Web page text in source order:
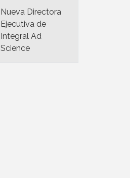
Nueva Directora
Ejecutiva de
Integral Ad
Science